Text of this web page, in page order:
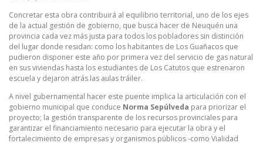
Concretar esta obra contribuirá al equilibrio territorial, uno de los ejes
de la actual gestión de gobierno, que busca hacer de Neuquén una
provincia cada vez más justa para todos los pobladores sin distinción
del lugar donde residan: como los habitantes de Los Guañacos que
pudieron disponer este año por primera vez del servicio de gas natural
en sus viviendas hasta los estudiantes de Los Catutos que estrenaron
escuela y dejaron atrás las aulas tráiler.
A nivel gubernamental hacer este puente implica la articulación con el
gobierno municipal que conduce Norma Sepúlveda para priorizar el
proyecto; la gestión transparente de los recursos provinciales para
garantizar el financiamiento necesario para ejecutar la obra y el
fortalecimiento de empresas y organismos públicos -como Vialidad